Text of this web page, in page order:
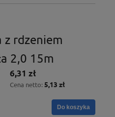
z rdzeniem
2,0 15m
6,31 zł
Cena netto: 5,13 zł
Do koszyka